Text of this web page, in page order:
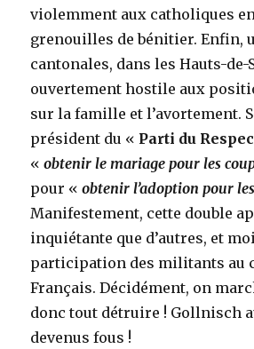
violemment aux catholiques
grenouilles de bénitier. Enfin,
cantonales, dans les Hauts-de-
ouvertement hostile aux
sur la famille et l’avortement.
président du « Parti du
«obtenir le mariage pour les
pour «obtenir l’adoption pour
Manifestement, cette double
inquiétante que d’autres, et
participation des militants au
Français. Décidément, on
donc tout détruire ! Gollnisch
devenus fous !